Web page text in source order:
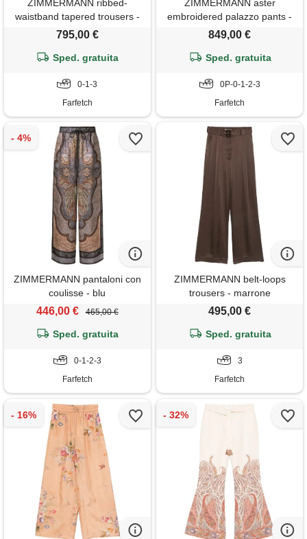
ZIMMERMANN ribbed-
waistband tapered trousers -
grigio
795,00 €
Sped. gratuita
0-1-3
Farfetch
ZIMMERMANN aster
embroidered palazzo pants -
toni neutri
849,00 €
Sped. gratuita
0P-0-1-2-3
Farfetch
ZIMMERMANN pantaloni con
coulisse - blu
446,00 € 465,00 €
Sped. gratuita
0-1-2-3
Farfetch
ZIMMERMANN belt-loops
trousers - marrone
495,00 €
Sped. gratuita
3
Farfetch